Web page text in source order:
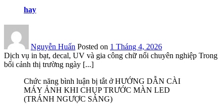
hay
Nguyễn Huấn Posted on 1 Tháng 4, 2026
Dịch vụ in bạt, decal, UV và gia công chữ nổi chuyên nghiệp Trong
bối cảnh thị trường ngày [...]
Chức năng bình luận bị tắt ở HƯỚNG DẪN CÀI
MÁY ẢNH KHI CHỤP TRƯỚC MÀN LED
(TRÁNH NGƯỢC SÁNG)